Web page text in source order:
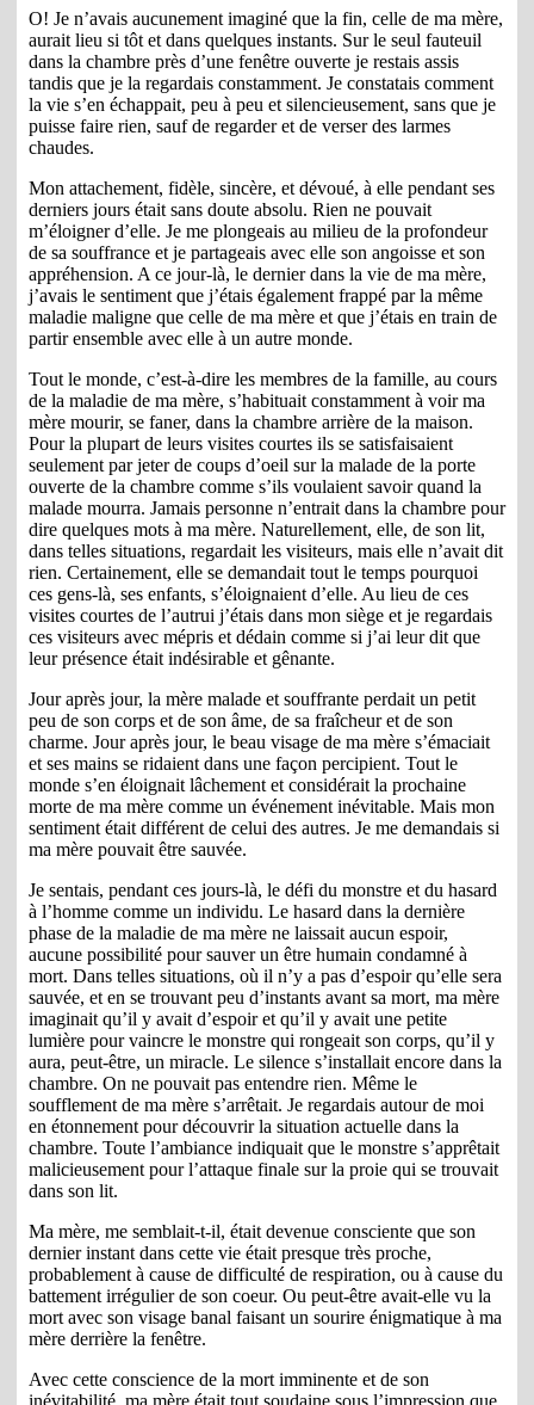
O! Je n’avais aucunement imaginé que la fin, celle de ma mère,
aurait lieu si tôt et dans quelques instants. Sur le seul fauteuil
dans la chambre près d’une fenêtre ouverte je restais assis
tandis que je la regardais constamment. Je constatais comment
la vie s’en échappait, peu à peu et silencieusement, sans que je
puisse faire rien, sauf de regarder et de verser des larmes
chaudes.
Mon attachement, fidèle, sincère, et dévoué, à elle pendant ses
derniers jours était sans doute absolu. Rien ne pouvait
m’éloigner d’elle. Je me plongeais au milieu de la profondeur
de sa souffrance et je partageais avec elle son angoisse et son
appréhension. A ce jour-là, le dernier dans la vie de ma mère,
j’avais le sentiment que j’étais également frappé par la même
maladie maligne que celle de ma mère et que j’étais en train de
partir ensemble avec elle à un autre monde.
Tout le monde, c’est-à-dire les membres de la famille, au cours
de la maladie de ma mère, s’habituait constamment à voir ma
mère mourir, se faner, dans la chambre arrière de la maison.
Pour la plupart de leurs visites courtes ils se satisfaisaient
seulement par jeter de coups d’oeil sur la malade de la porte
ouverte de la chambre comme s’ils voulaient savoir quand la
malade mourra. Jamais personne n’entrait dans la chambre pour
dire quelques mots à ma mère. Naturellement, elle, de son lit,
dans telles situations, regardait les visiteurs, mais elle n’avait dit
rien. Certainement, elle se demandait tout le temps pourquoi
ces gens-là, ses enfants, s’éloignaient d’elle. Au lieu de ces
visites courtes de l’autrui j’étais dans mon siège et je regardais
ces visiteurs avec mépris et dédain comme si j’ai leur dit que
leur présence était indésirable et gênante.
Jour après jour, la mère malade et souffrante perdait un petit
peu de son corps et de son âme, de sa fraîcheur et de son
charme. Jour après jour, le beau visage de ma mère s’émaciait
et ses mains se ridaient dans une façon percipient. Tout le
monde s’en éloignait lâchement et considérait la prochaine
morte de ma mère comme un événement inévitable. Mais mon
sentiment était différent de celui des autres. Je me demandais si
ma mère pouvait être sauvée.
Je sentais, pendant ces jours-là, le défi du monstre et du hasard
à l’homme comme un individu. Le hasard dans la dernière
phase de la maladie de ma mère ne laissait aucun espoir,
aucune possibilité pour sauver un être humain condamné à
mort. Dans telles situations, où il n’y a pas d’espoir qu’elle sera
sauvée, et en se trouvant peu d’instants avant sa mort, ma mère
imaginait qu’il y avait d’espoir et qu’il y avait une petite
lumière pour vaincre le monstre qui rongeait son corps, qu’il y
aura, peut-être, un miracle. Le silence s’installait encore dans la
chambre. On ne pouvait pas entendre rien. Même le
soufflement de ma mère s’arrêtait. Je regardais autour de moi
en étonnement pour découvrir la situation actuelle dans la
chambre. Toute l’ambiance indiquait que le monstre s’apprêtait
malicieusement pour l’attaque finale sur la proie qui se trouvait
dans son lit.
Ma mère, me semblait-t-il, était devenue consciente que son
dernier instant dans cette vie était presque très proche,
probablement à cause de difficulté de respiration, ou à cause du
battement irrégulier de son coeur. Ou peut-être avait-elle vu la
mort avec son visage banal faisant un sourire énigmatique à ma
mère derrière la fenêtre.
Avec cette conscience de la mort imminente et de son
inévitabilité, ma mère était tout soudaine sous l’impression que